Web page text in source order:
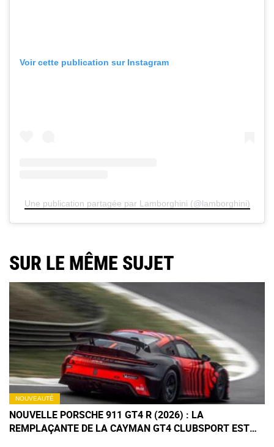
Voir cette publication sur Instagram
Une publication partagée par Lamborghini (@lamborghini)
SUR LE MÊME SUJET
NOUVEAUTÉ
NOUVELLE PORSCHE 911 GT4 R (2026) : LA
REMPLAÇANTE DE LA CAYMAN GT4 CLUBSPORT EST